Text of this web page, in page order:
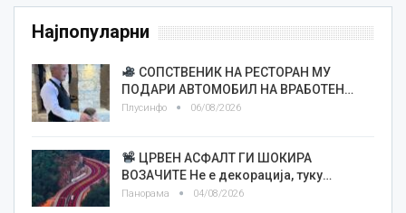
Најпопуларни
СОПСТВЕНИК НА РЕСТОРАН МУ
ПОДАРИ АВТОМОБИЛ НА ВРАБОТЕН…
Плусинфо 06/08/2026
ЦРВЕН АСФАЛТ ГИ ШОКИРА
ВОЗАЧИТЕ Не е декорација, туку…
Панорама 04/08/2026